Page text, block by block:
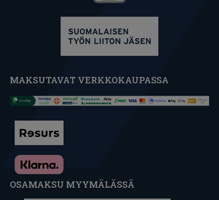
MAKSUTAVAT VERKKOKAUPASSA
OSAMAKSU MYYMÄLÄSSÄ